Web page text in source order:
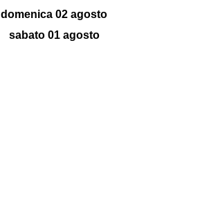
domenica 02 agosto
sabato 01 agosto